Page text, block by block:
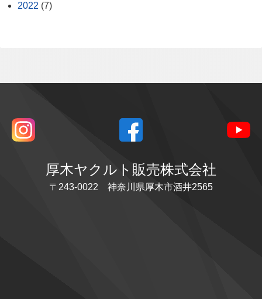
2022 (7)
厚木ヤクルト販売株式会社
〒243-0022 神奈川県厚木市酒井2565